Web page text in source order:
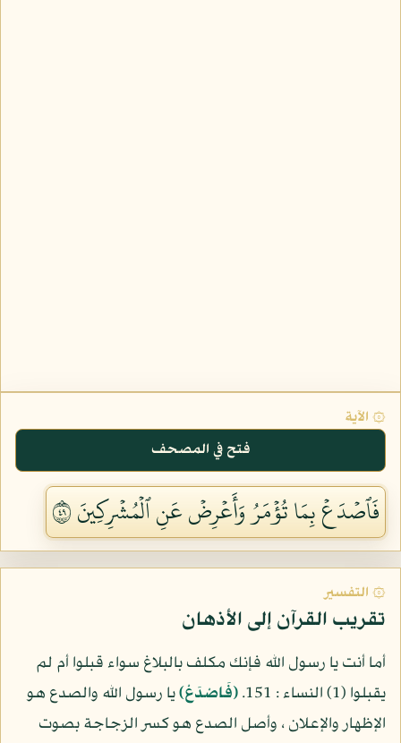
۞ الآية
فتح في المصحف
فَٱصۡدَعۡ بِمَا تُؤۡمَرُ وَأَعۡرِضۡ عَنِ ٱلۡمُشۡرِكِينَ ٩٤
۞ التفسير
تقريب القرآن إلى الأذهان
أما أنت يا رسول الله فإنك مكلف بالبلاغ سواء قبلوا أم لم
يقبلوا (1) النساء : 151.
(فَاصْدَعْ)يا رسول الله والصدع هو
الإظهار والإعلان ، وأصل الصدع هو كسر الزجاجة بصوت